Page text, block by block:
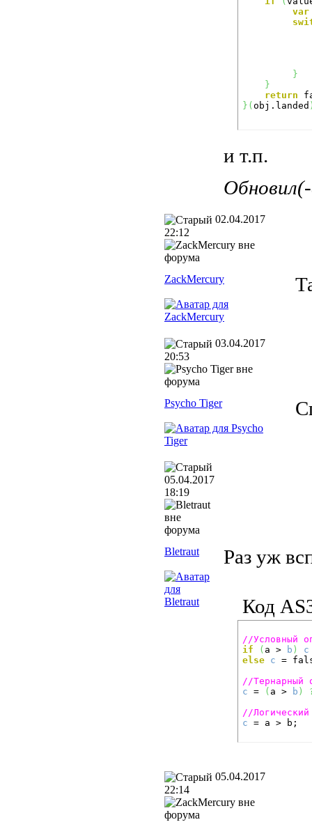
var
}
}
return
} (obj.landed
и т.п.
02.04.2017
22:12
ZackMercury
03.04.2017
20:53
Psycho Tiger
05.04.2017
18:19
Bletraut Раз уж
Код
//Условный
if
( a > b )
c
else c =
//Тернарный
c = ( a > b )
//Логический
c = a > b;
05.04.2017
22:14